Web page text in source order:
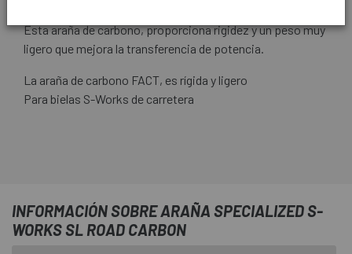
Esta araña de carbono, proporciona rigidez y un peso muy
ligero que mejora la transferencia de potencia.
La araña de carbono FACT, es rígida y ligero
Para bielas S-Works de carretera
INFORMACIÓN SOBRE ARAÑA SPECIALIZED S-
WORKS SL ROAD CARBON